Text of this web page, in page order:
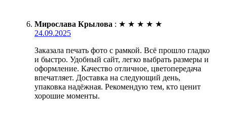
Мирослава Крылова : ★ ★ ★ ★ ★
24.09.2025
Заказала печать фото с рамкой. Всё прошло гладко
и быстро. Удобный сайт, легко выбрать размеры и
оформление. Качество отличное, цветопередача
впечатляет. Доставка на следующий день,
упаковка надёжная. Рекомендую тем, кто ценит
хорошие моменты.